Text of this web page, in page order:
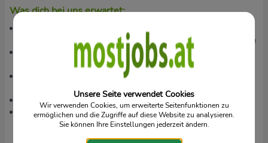
Was dich bei uns erwartet:
Über uns Firmenportal erhältst du Rabatte auf Einkäufe bei
über Hundert Partnerunternehmen auf Einkauf oder Gutscheine
Arbeitsmedizinische Betreuung vor Ort, Impfaktionen und
kostenlose Gehörtests
Wir stellen dir deine Arbeitskleidung zur Verfügung und bei
Bedarf einen angepassten Gehörschutz
Gemeinsame Betriebsausflüge und Veranstaltungen
Leistungsorientierte Entlohnung, die sich an deiner
Qualifikation, Berufserfahrung und dem Marktwert orientiert.
Der Bruttolohn beträgt mindestens
Unsere Seite verwendet Cookies
Wir verwenden Cookies, um erweiterte Seitenfunktionen zu
ermöglichen und die Zugriffe auf diese Website zu analysieren.
Sie können Ihre Einstellungen jederzeit ändern.